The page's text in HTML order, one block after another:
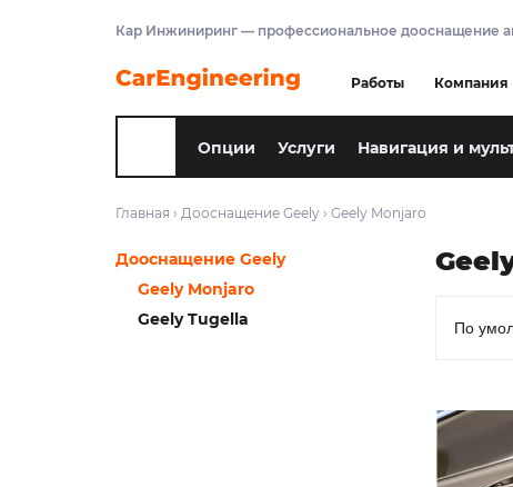
Кар Инжиниринг — профессиональное дооснащение
Работы Компания
Опции Услуги Навигация и
Главная › Дооснащение Geely › Geely Monjaro
Дооснащение Geely
Geely Monjaro
Geely Tugella